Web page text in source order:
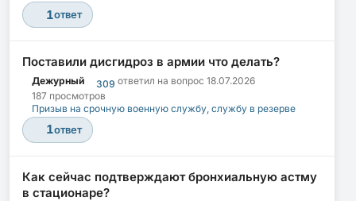
1ответ
Поставили дисгидроз в армии что делать?
Дежурный 309 ответил на вопрос 18.07.2026
187 просмотров
Призыв на срочную военную службу, службу в резерве
1ответ
Как сейчас подтверждают бронхиальную астму
в стационаре?